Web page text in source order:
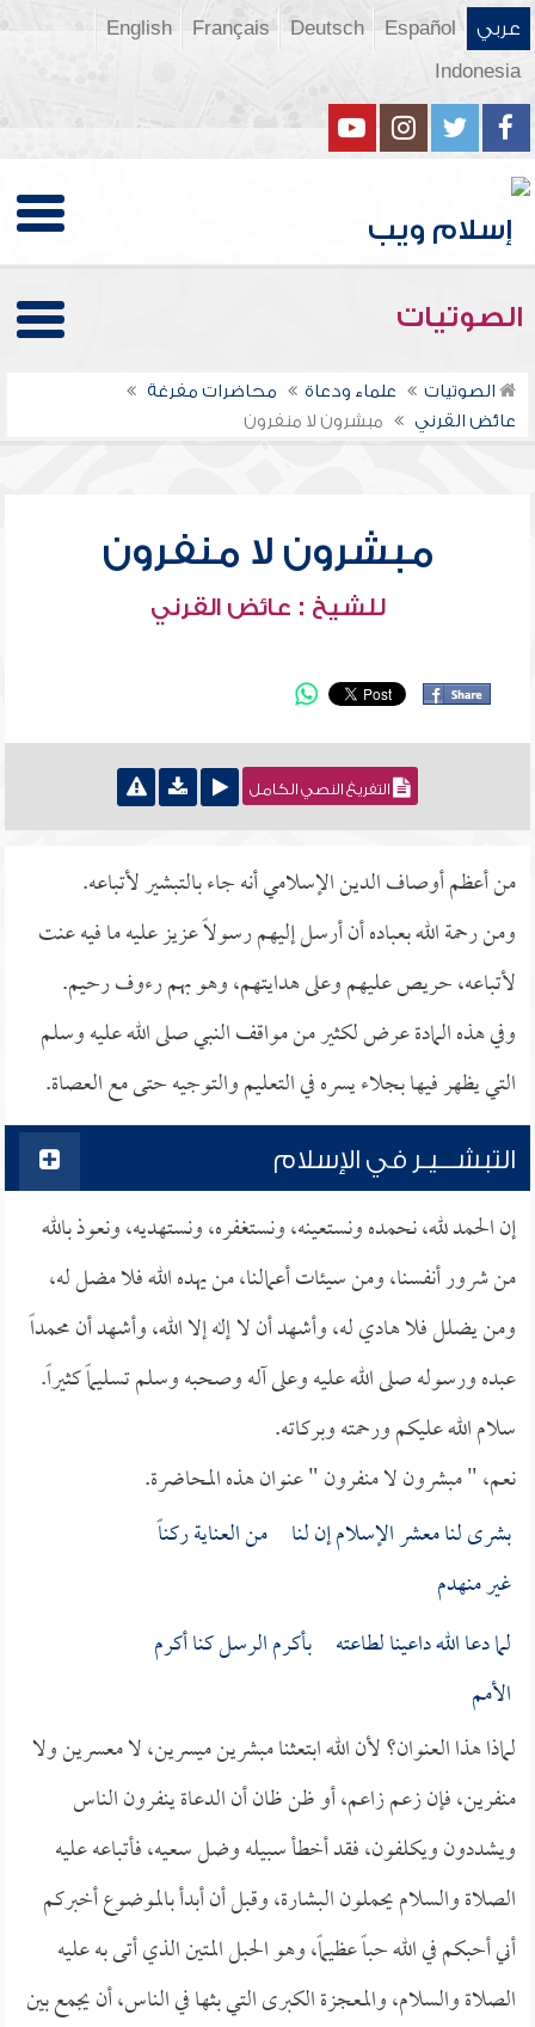
عربي Español
Deutsch
Français
English
Indonesia
الصوتيات
الصوتيات علماء ودعاة
محاضرات مفرغة
عائض القرني
مبشرون لا منفرون
مبشرون لا منفرون
للشيخ : عائض القرني
التفريغ النصي الكامل
من أعظم أوصاف الدين الإسلامي أنه جاء بالتبشير لأتباعه.
ومن رحمة الله بعباده أن أرسل إليهم رسولاً عزيز عليه ما فيه عنت
لأتباعه، حريص عليهم وعلى هدايتهم، وهو بهم رءوف رحيم.
وفي هذه المادة عرض لكثير من مواقف النبي صلى الله عليه وسلم
التي يظهر فيها بجلاء يسره في التعليم والتوجيه حتى مع العصاة.
التبشـــيـر في الإسلام
إن الحمد لله، نحمده ونستعينه، ونستغفره، ونستهديه، ونعوذ بالله
من شرور أنفسنا، ومن سيئات أعمالنا، من يهده الله فلا مضل له،
ومن يضلل فلا هادي له، وأشهد أن لا إله إلا الله، وأشهد أن محمداً
عبده ورسوله صلى الله عليه وعلى آله وصحبه وسلم تسليماً كثيراً.
سلام الله عليكم ورحمته وبركاته.
نعم، " مبشرون لا منفرون " عنوان هذه المحاضرة.
بشرى لنا معشر الإسلام إن لنا من العناية ركناً
غير منهدم
لما دعا الله داعينا لطاعته بأكرم الرسل كنا أكرم
الأمم
لماذا هذا العنوان؟ لأن الله ابتعثنا مبشرين ميسرين، لا معسرين ولا
منفرين، فإن زعم زاعم، أو ظن ظان أن الدعاة ينفرون الناس
ويشددون ويكلفون، فقد أخطأ سبيله وضل سعيه، فأتباعه عليه
الصلاة والسلام يحملون البشارة، وقبل أن أبدأ بالموضوع أخبركم
أني أحبكم في الله حباً عظيماً، وهو الحبل المتين الذي أتى به عليه
الصلاة والسلام، والمعجزة الكبرى التي بثها في الناس، أن يجمع بين